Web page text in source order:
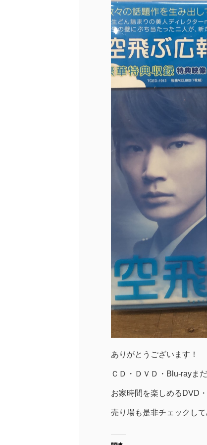
ありがとうございます！
ＣＤ・ＤＶＤ・Blu-rayま
お家時間を楽しめるDVD
売り場も是非チェックし